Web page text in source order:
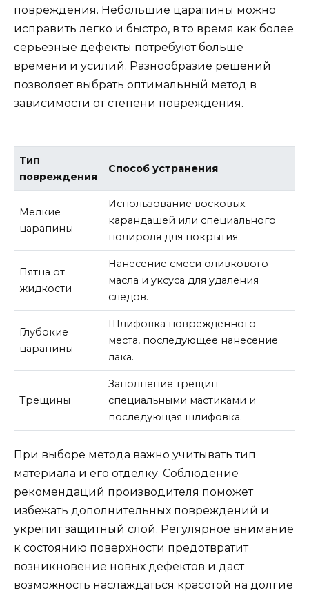
повреждения. Небольшие царапины можно
исправить легко и быстро, в то время как более
серьезные дефекты потребуют больше
времени и усилий. Разнообразие решений
позволяет выбрать оптимальный метод в
зависимости от степени повреждения.
Тип
повреждения
Способ устранения
Мелкие
царапины
Использование восковых
карандашей или специального
полироля для покрытия.
Пятна от
жидкости
Нанесение смеси оливкового
масла и уксуса для удаления
следов.
Глубокие
царапины
Шлифовка поврежденного
места, последующее нанесение
лака.
Трещины
Заполнение трещин
специальными мастиками и
последующая шлифовка.
При выборе метода важно учитывать тип
материала и его отделку. Соблюдение
рекомендаций производителя поможет
избежать дополнительных повреждений и
укрепит защитный слой. Регулярное внимание
к состоянию поверхности предотвратит
возникновение новых дефектов и даст
возможность наслаждаться красотой на долгие